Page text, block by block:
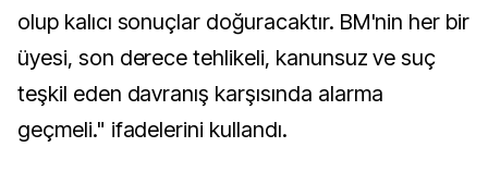
olup kalıcı sonuçlar doğuracaktır. BM'nin her bir
üyesi, son derece tehlikeli, kanunsuz ve suç
teşkil eden davranış karşısında alarma
geçmeli." ifadelerini kullandı.